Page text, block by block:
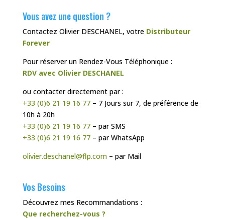
Vous avez une question ?
Contactez Olivier DESCHANEL, votre Distributeur
Forever
Pour réserver un Rendez-Vous Téléphonique :
RDV avec Olivier DESCHANEL
ou contacter directement par :
+33 (0)6 21 19 16 77– 7 Jours sur 7, de préférence de
10h à 20h
+33 (0)6 21 19 16 77– par SMS
+33 (0)6 21 19 16 77– par WhatsApp
olivier.deschanel@flp.com– par Mail
Vos Besoins
Découvrez mes Recommandations :
Que recherchez-vous ?